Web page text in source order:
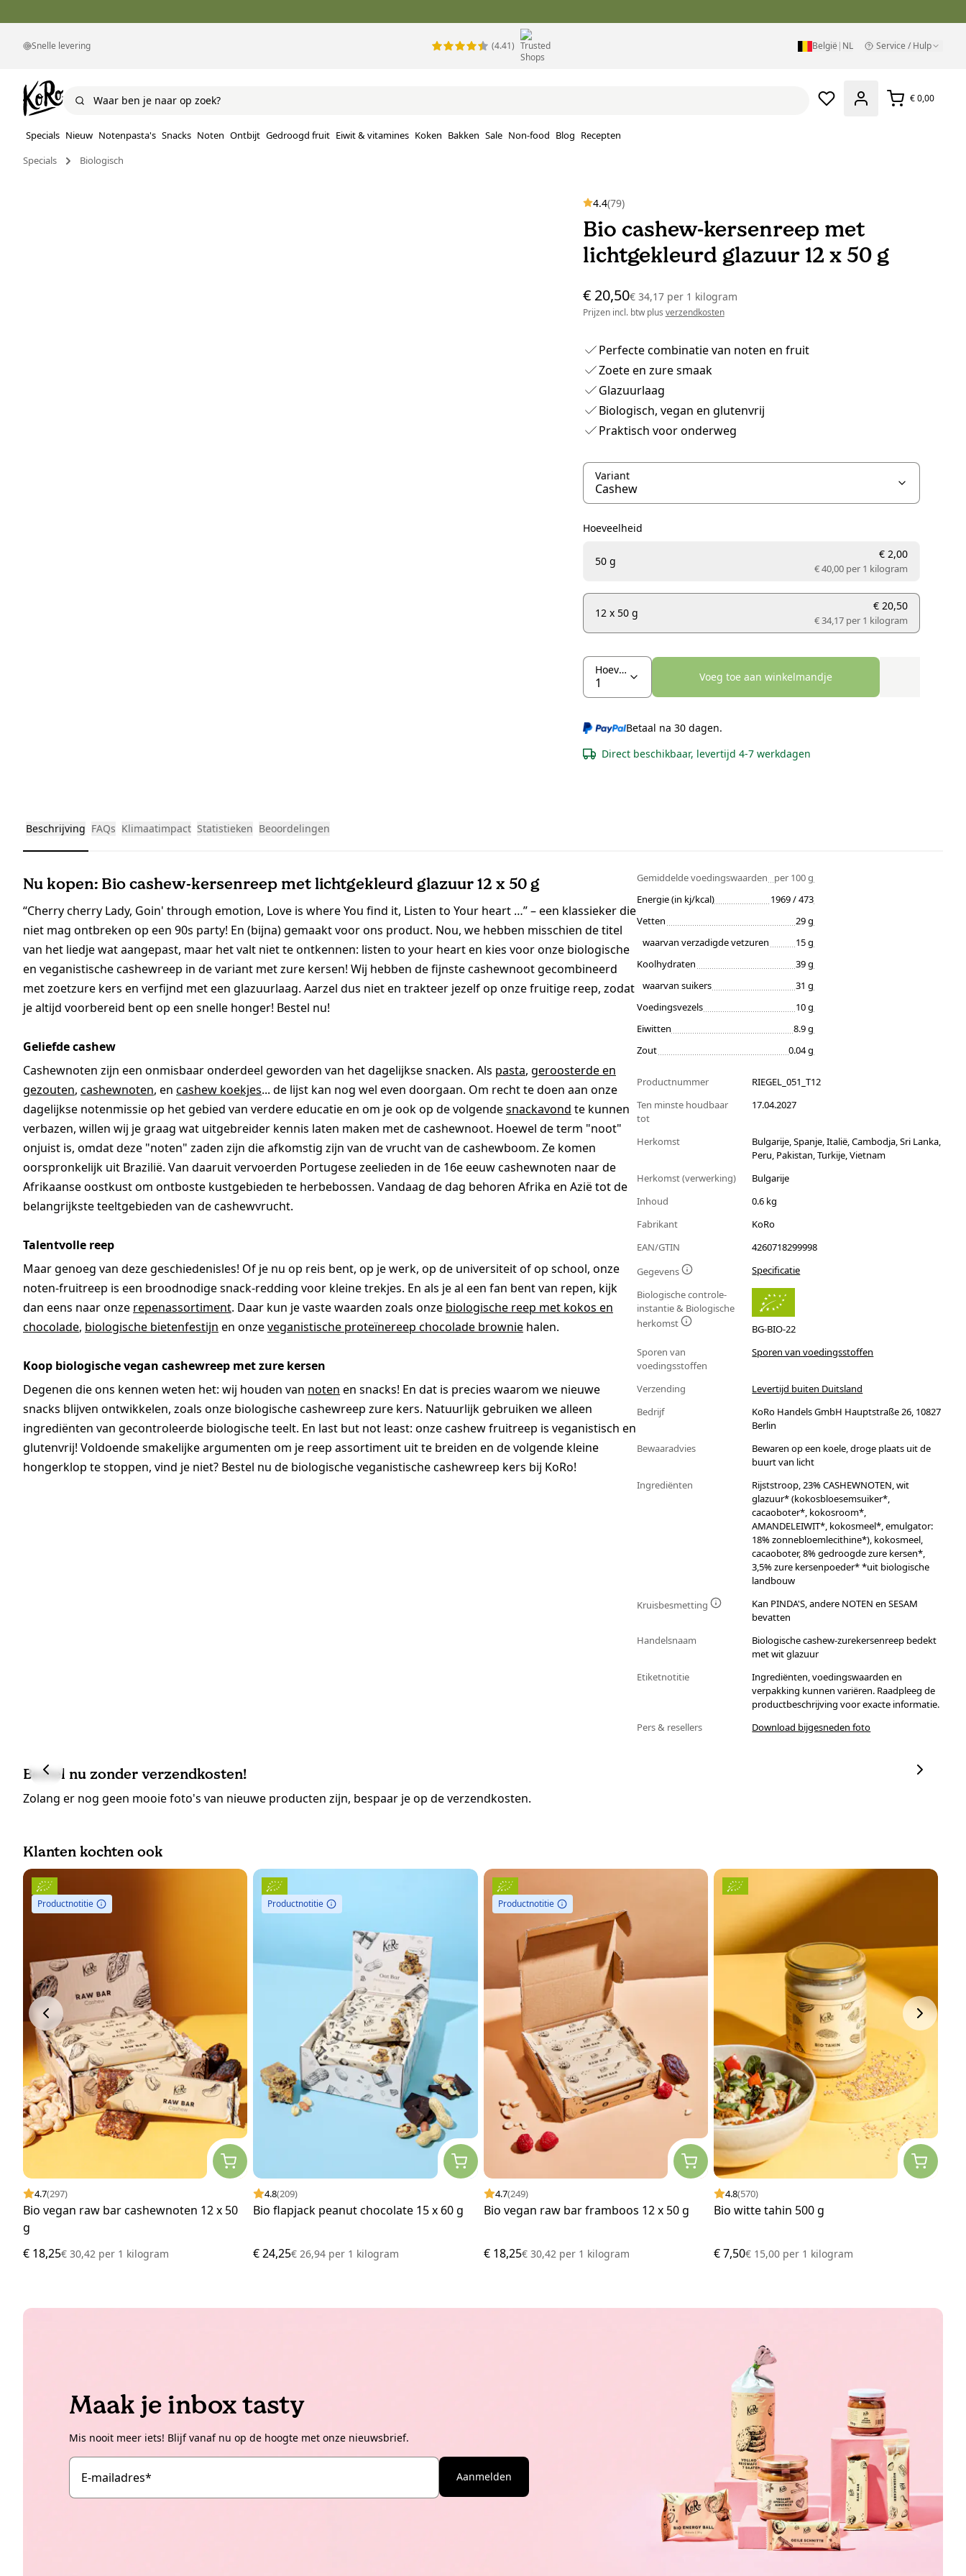
Snelle levering (4.41) België | NL Service / Hulp
€ 0,00
Specials Nieuw Notenpasta's Snacks Noten Ontbijt Gedroogd fruit Eiwit & vitamines Koken Bakken Sale Non-food Blog Recepten
Specials
Biologisch
4.4(79)
Bio cashew-kersenreep met
lichtgekleurd glazuur 12 x 50 g
€ 20,50€ 34,17 per1 kilogram
Prijzen incl. btw plus verzendkosten
Perfecte combinatie van noten en fruit
Zoete en zure smaak
Glazuurlaag
Biologisch, vegan en glutenvrij
Praktisch voor onderweg
Variant
Hoeveelheid
50 g
€ 2,00
€ 40,00 per1 kilogram
12 x 50 g
€ 20,50
€ 34,17 per1 kilogram
Hoeveelheid
Voeg toe aan winkelmandje
Betaal na 30 dagen.
Direct beschikbaar, levertijd 4-7 werkdagen
Beschrijving FAQs Klimaatimpact Statistieken Beoordelingen
Nu kopen: Bio cashew-kersenreep met lichtgekleurd glazuur 12 x 50 g
“Cherry cherry Lady, Goin' through emotion, Love is where You find it, Listen to Your heart …” – een klassieker die
niet mag ontbreken op een 90s party! En (bijna) gemaakt voor ons product. Nou, we hebben misschien de titel
van het liedje wat aangepast, maar het valt niet te ontkennen: listen to your heart en kies voor onze biologische
en veganistische cashewreep in de variant met zure kersen! Wij hebben de fijnste cashewnoot gecombineerd
met zoetzure kers en verfijnd met een glazuurlaag. Aarzel dus niet en trakteer jezelf op onze fruitige reep, zodat
je altijd voorbereid bent op een snelle honger! Bestel nu!
Geliefde cashew
Cashewnoten zijn een onmisbaar onderdeel geworden van het dagelijkse snacken. Als pasta, geroosterde en
gezouten, cashewnoten, en cashew koekjes... de lijst kan nog wel even doorgaan. Om recht te doen aan onze
dagelijkse notenmissie op het gebied van verdere educatie en om je ook op de volgendesnackavond te kunnen
verbazen, willen wij je graag wat uitgebreider kennis laten maken met de cashewnoot. Hoewel de term "noot"
onjuist is, omdat deze "noten" zaden zijn die afkomstig zijn van de vrucht van de cashewboom. Ze komen
oorspronkelijk uit Brazilië. Van daaruit vervoerden Portugese zeelieden in de 16e eeuw cashewnoten naar de
Afrikaanse oostkust om ontboste kustgebieden te herbebossen. Vandaag de dag behoren Afrika en Azië tot de
belangrijkste teeltgebieden van de cashewvrucht.
Talentvolle reep
Maar genoeg van deze geschiedenisles! Of je nu op reis bent, op je werk, op de universiteit of op school, onze
noten-fruitreep is een broodnodige snack-redding voor kleine trekjes. En als je al een fan bent van repen, kijk
dan eens naar onze repenassortiment. Daar kun je vaste waarden zoals onze biologische reep met kokos en
chocolade, biologische bietenfestijn en onzeveganistische proteïnereep chocolade brownie halen.
Koop biologische vegan cashewreep met zure kersen
Degenen die ons kennen weten het: wij houden van noten en snacks! En dat is precies waarom we nieuwe
snacks blijven ontwikkelen, zoals onze biologische cashewreep zure kers. Natuurlijk gebruiken we alleen
ingrediënten van gecontroleerde biologische teelt. En last but not least: onze cashew fruitreep is veganistisch en
glutenvrij! Voldoende smakelijke argumenten om je reep assortiment uit te breiden en de volgende kleine
hongerklop te stoppen, vind je niet? Bestel nu de biologische veganistische cashewreep kers bij KoRo!
Gemiddelde voedingswaarden
per 100 g
Energie (in kj/kcal)
1969 / 473
Vetten
29 g
waarvan verzadigde vetzuren
15 g
Koolhydraten
39 g
waarvan suikers
31 g
Voedingsvezels
10 g
Eiwitten
8.9 g
Zout
0.04 g
Productnummer
RIEGEL_051_T12
Ten minste houdbaar
tot
17.04.2027
Herkomst
Bulgarije, Spanje, Italië, Cambodja, Sri Lanka,
Peru, Pakistan, Turkije, Vietnam
Herkomst (verwerking)
Bulgarije
Inhoud
0.6 kg
Fabrikant
KoRo
EAN/GTIN
4260718299998
Gegevens
Specificatie
Biologische controle-
instantie & Biologische
herkomst
BG-BIO-22
Sporen van
voedingsstoffen
Sporen van voedingsstoffen
Verzending
Levertijd buiten Duitsland
Bedrijf
KoRo Handels GmbH Hauptstraße 26, 10827
Berlin
Bewaaradvies
Bewaren op een koele, droge plaats uit de
buurt van licht
Ingrediënten
Rijststroop, 23% CASHEWNOTEN, wit
glazuur* (kokosbloesemsuiker*,
cacaoboter*, kokosroom*,
AMANDELEIWIT*, kokosmeel*, emulgator:
18% zonnebloemlecithine*), kokosmeel,
cacaoboter, 8% gedroogde zure kersen*,
3,5% zure kersenpoeder* *uit biologische
landbouw
Kruisbesmetting
Kan PINDA'S, andere NOTEN en SESAM
bevatten
Handelsnaam
Biologische cashew-zurekersenreep bedekt
met wit glazuur
Etiketnotitie
Ingrediënten, voedingswaarden en
verpakking kunnen variëren. Raadpleeg de
productbeschrijving voor exacte informatie.
Pers & resellers
Download bijgesneden foto
Bestel nu zonder verzendkosten!
Zolang er nog geen mooie foto's van nieuwe producten zijn, bespaar je op de verzendkosten.
Klanten kochten ook
Productnotitie
4.7(297)
Bio vegan raw bar cashewnoten 12 x 50
g
€ 18,25€ 30,42 per 1 kilogram
Productnotitie
4.8(209)
Bio flapjack peanut chocolate 15 x 60 g
€ 24,25€ 26,94 per 1 kilogram
Productnotitie
4.7(249)
Bio vegan raw bar framboos 12 x 50 g
€ 18,25€ 30,42 per1 kilogram
4.8(570)
Bio witte tahin 500 g
€ 7,50€ 15,00 per1 kilogram
Maak je inbox tasty
Mis nooit meer iets! Blijf vanaf nu op de hoogte met onze nieuwsbrief.
E-mailadres* Aanmelden